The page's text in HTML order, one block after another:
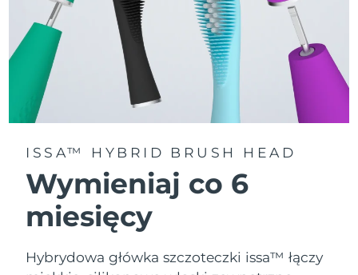
ISSA™ HYBRID BRUSH HEAD
Wymieniaj co 6
miesięcy
Hybrydowa główka szczoteczki issa™ łączy